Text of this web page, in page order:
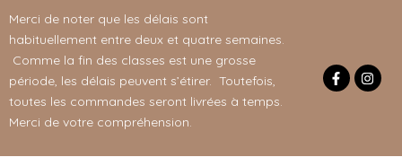
Merci de noter que les délais sont
habituellement entre deux et quatre semaines.
Comme la fin des classes est une grosse
période, les délais peuvent s’étirer. Toutefois,
toutes les commandes seront livrées à temps.
Merci de votre compréhension.